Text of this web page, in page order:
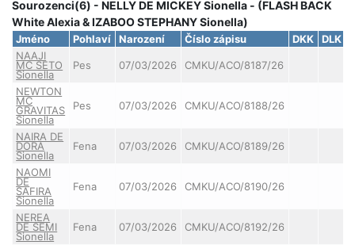
Sourozenci(6) - NELLY DE MICKEY Sionella - (FLASH BACK
White Alexia & IZABOO STEPHANY Sionella)
Jméno Pohlaví Narození Číslo zápisu DKK DLK
NAAJI
MC SETO
Sionella
Pes 07/03/2026 CMKU/ACO/8187/26
NEWTON
MC
GRAVITAS
Sionella
Pes 07/03/2026 CMKU/ACO/8188/26
NAIRA DE
DORA
Sionella
Fena 07/03/2026 CMKU/ACO/8189/26
NAOMI
DE
SAFIRA
Sionella
Fena 07/03/2026 CMKU/ACO/8190/26
NEREA
DE SEMI
Sionella
Fena 07/03/2026 CMKU/ACO/8192/26